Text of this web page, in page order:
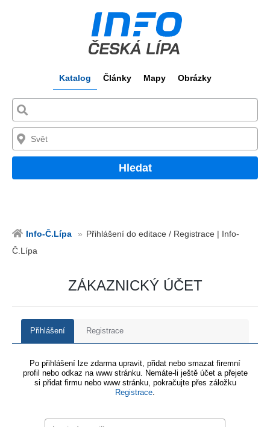
Katalog Články Mapy Obrázky
Hledat
Info-Č.Lípa
Přihlášení do editace / Registrace | Info-
Č.Lípa
ZÁKAZNICKÝ ÚČET
Přihlášení Registrace
Po přihlášení lze zdarma upravit, přidat nebo smazat firemní
profil nebo odkaz na www stránku. Nemáte-li ještě účet a přejete
si přidat firmu nebo www stránku, pokračujte přes záložku
Registrace.